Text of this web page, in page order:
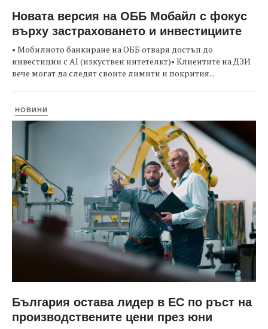
Новата версия на ОББ Мобайл с фокус
върху застраховането и инвестициите
• Мобилното банкиране на ОББ отваря достъп до
инвестиции с AI (изкуствен интетелкт)• Клиентите на ДЗИ
вече могат да следят своите лимити и покрития...
НОВИНИ
България остава лидер в ЕС по ръст на
производствените цени през юни